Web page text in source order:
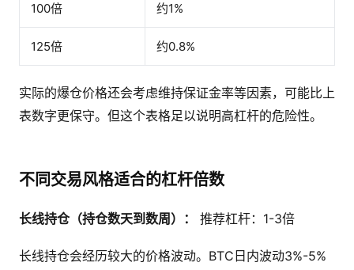
100倍 约1%
125倍 约0.8%
实际的爆仓价格还会考虑维持保证金率等因素，可能比上
表数字更保守。但这个表格足以说明高杠杆的危险性。
不同交易风格适合的杠杆倍数
长线持仓（持仓数天到数周）： 推荐杠杆：1-3倍
长线持仓会经历较大的价格波动。BTC日内波动3%-5%